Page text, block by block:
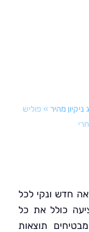
»פוליש
לכל
את כל